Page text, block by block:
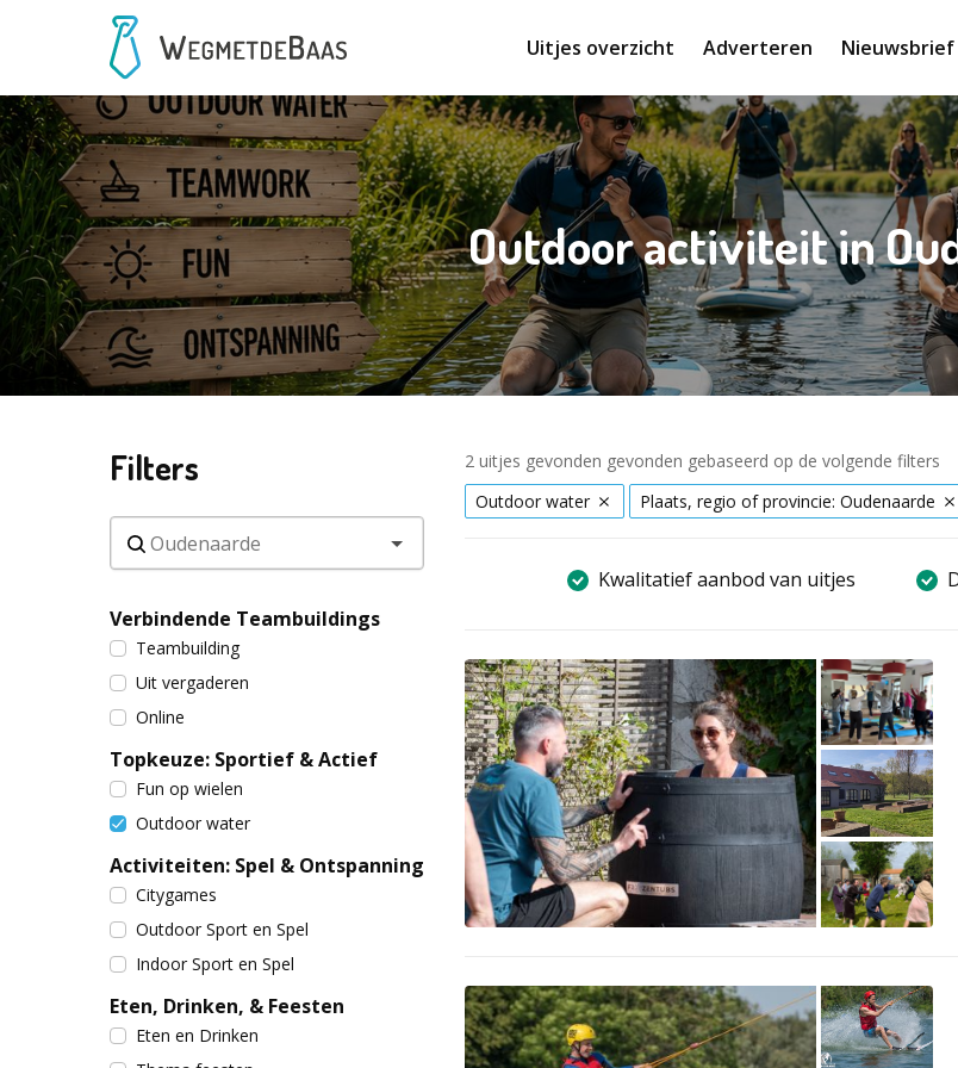
Uitjes overzicht Adverteren Nieuwsbrief
Outdoor activiteit in
Filters
Verbindende Teambuildings
Teambuilding
Uit vergaderen
Online
Topkeuze: Sportief & Actief
Fun op wielen
Outdoor water
Activiteiten: Spel & Ontspanning
Citygames
Outdoor Sport en Spel
Indoor Sport en Spel
Eten, Drinken, & Feesten
Eten en Drinken
2 uitjes gevonden gevonden gebaseerd op de volgende filters
Outdoor water
Plaats, regio of provincie: Oudenaarde
Kwalitatief aanbod van uitjes